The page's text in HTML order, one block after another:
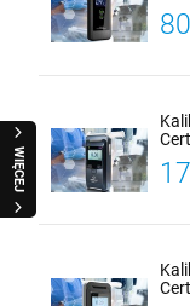
WIĘCEJ